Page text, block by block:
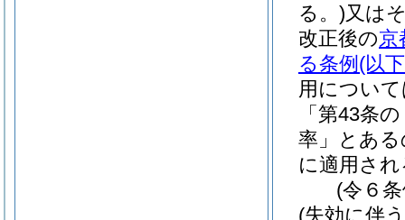
る。)又は
改正後の京
る条例 (以
用につい
「第43条
率」とあ
に適用さ
(令６
(失効に伴